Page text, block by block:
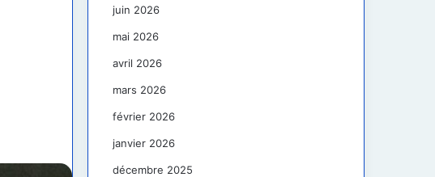
juin 2026
mai 2026
avril 2026
mars 2026
février 2026
janvier 2026
décembre 2025